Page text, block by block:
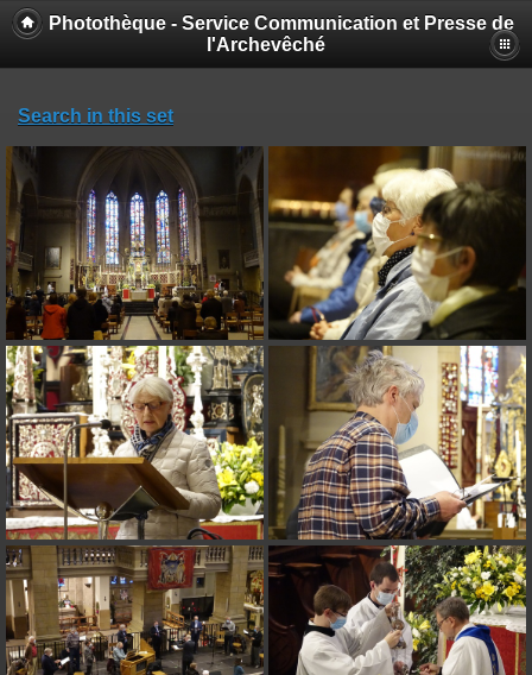
Photothèque - Service Communication et Presse de
l'Archevêché
Search in this set